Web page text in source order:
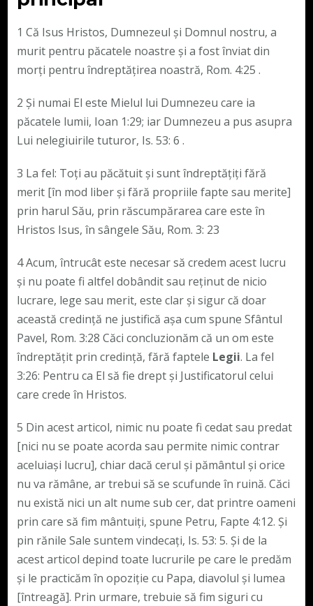
1 Că Isus Hristos, Dumnezeul și Domnul nostru, a
murit pentru păcatele noastre și a fost înviat din
morți pentru îndreptățirea noastră, Rom. 4:25 .
2 Și numai El este Mielul lui Dumnezeu care ia
păcatele lumii, Ioan 1:29; iar Dumnezeu a pus asupra
Lui nelegiuirile tuturor, Is. 53: 6 .
3 La fel: Toți au păcătuit și sunt îndreptățiți fără
merit [în mod liber și fără propriile fapte sau merite]
prin harul Său, prin răscumpărarea care este în
Hristos Isus, în sângele Său, Rom. 3: 23
4 Acum, întrucât este necesar să credem acest lucru
și nu poate fi altfel dobândit sau reținut de nicio
lucrare, lege sau merit, este clar și sigur că doar
această credință ne justifică așa cum spune Sfântul
Pavel, Rom. 3:28 Căci concluzionăm că un om este
îndreptățit prin credință, fără faptele Legii. La fel
3:26: Pentru ca El să fie drept și Justificatorul celui
care crede în Hristos.
5 Din acest articol, nimic nu poate fi cedat sau predat
[nici nu se poate acorda sau permite nimic contrar
aceluiași lucru], chiar dacă cerul și pământul și orice
nu va rămâne, ar trebui să se scufunde în ruină. Căci
nu există nici un alt nume sub cer, dat printre oameni
prin care să fim mântuiți, spune Petru, Fapte 4:12. Și
pin rănile Sale suntem vindecați, Is. 53: 5. Și de la
acest articol depind toate lucrurile pe care le predăm
și le practicăm în opoziție cu Papa, diavolul și lumea
[întreagă]. Prin urmare, trebuie să fim siguri cu